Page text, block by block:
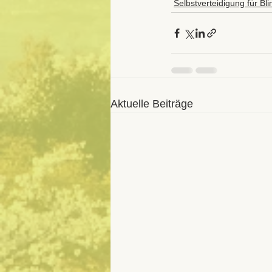
Selbstverteidigung für
Aktuelle Beiträge